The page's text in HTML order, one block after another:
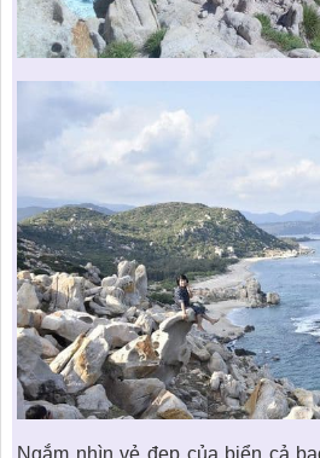
Ngắm nhìn vẻ đẹp của biển cả